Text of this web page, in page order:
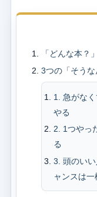
「どんな本？」
3つの「そうな
1. 急がな
やる
2. 1つやっ
る
3. 頭のい
ャンスは一